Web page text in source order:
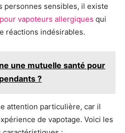
personnes sensibles, il existe
vapoteurs allergiques qui
réactions indésirables.
une mutuelle santé pour
?
attention particulière, car il
de vapotage. Voici les